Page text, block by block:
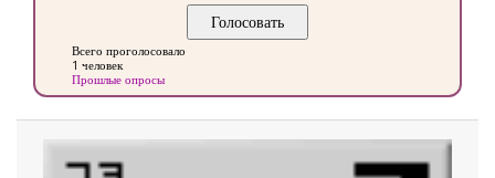
Всего проголосовало
1 человек
Прошлые опросы